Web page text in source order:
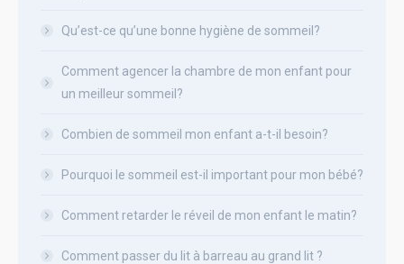
Qu’est-ce qu’une bonne hygiène de sommeil?
Comment agencer la chambre de mon enfant pour
un meilleur sommeil?
Combien de sommeil mon enfant a-t-il besoin?
Pourquoi le sommeil est-il important pour mon bébé?
Comment retarder le réveil de mon enfant le matin?
Comment passer du lit à barreau au grand lit ?